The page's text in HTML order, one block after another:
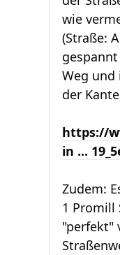
wie
(Straße:
Weg und
der
https://
in ...
Zudem:
1 Promill
"perfekt"